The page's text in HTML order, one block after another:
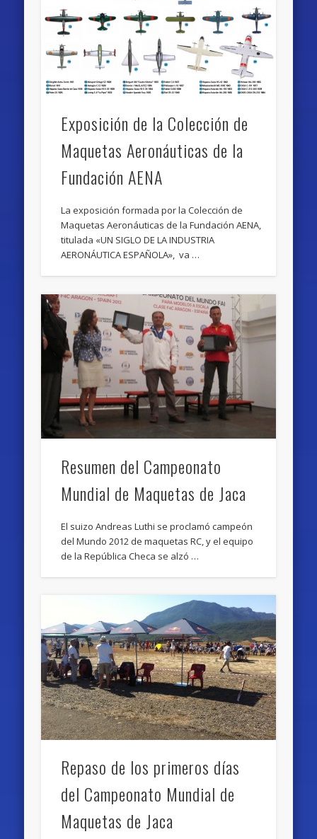
Exposición de la Colección de
Maquetas Aeronáuticas de la
Fundación AENA
La exposición formada por la Colección de
Maquetas Aeronáuticas de la Fundación AENA,
titulada «UN SIGLO DE LA INDUSTRIA
AERONÁUTICA ESPAÑOLA», va …
Resumen del Campeonato
Mundial de Maquetas de Jaca
El suizo Andreas Luthi se proclamó campeón
del Mundo 2012 de maquetas RC, y el equipo
de la República Checa se alzó …
Repaso de los primeros días
del Campeonato Mundial de
Maquetas de Jaca